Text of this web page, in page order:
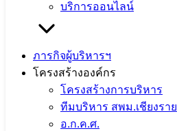
บริการออนไลน์
ภารกิจผู้บริหารฯ
โครงสร้างองค์กร
โครงสร้างการบริหาร
ทีมบริหาร สพม.เชียงราย
อ.ก.ค.ศ.